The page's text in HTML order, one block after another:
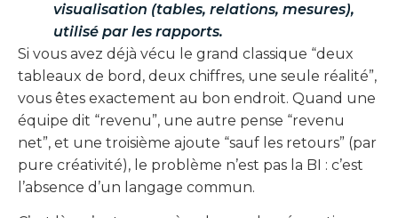
visualisation (tables, relations, mesures),
utilisé par les rapports.
Si vous avez déjà vécu le grand classique “deux
tableaux de bord, deux chiffres, une seule réalité”,
vous êtes exactement au bon endroit. Quand une
équipe dit “revenu”, une autre pense “revenu
net”, et une troisième ajoute “sauf les retours” (par
pure créativité), le problème n’est pas la BI : c’est
l’absence d’un langage commun.